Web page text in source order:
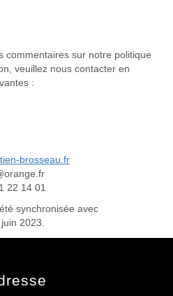
commentaires sur notre politique
veuillez nous contacter en
:
brosseau.fr
orange.fr
22 14 01‬
synchronisée avec
2023.